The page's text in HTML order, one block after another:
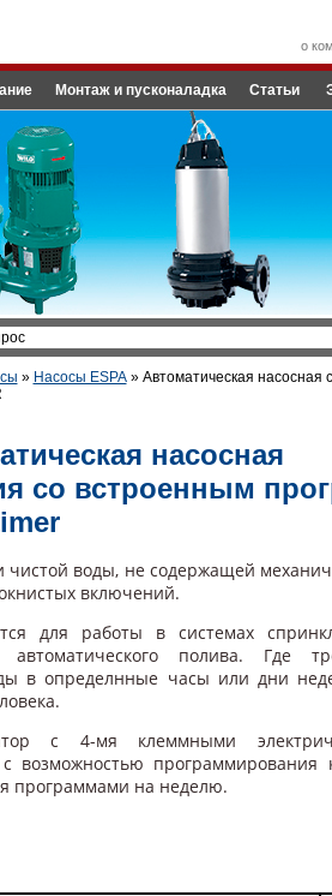
о
Монтаж и пусконаладка Статьи
» Насосы ESPA» Автоматическая насосная
насосная
со встроенным
чистой воды, не содержащей
включений.
для работы в системах
автоматического полива. Где
в определнные часы или дни
с 4-мя клеммными
возможностью программирования
программами на неделю.